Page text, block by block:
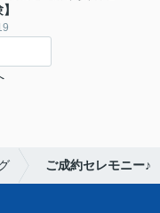
ご成約セレモニー♪